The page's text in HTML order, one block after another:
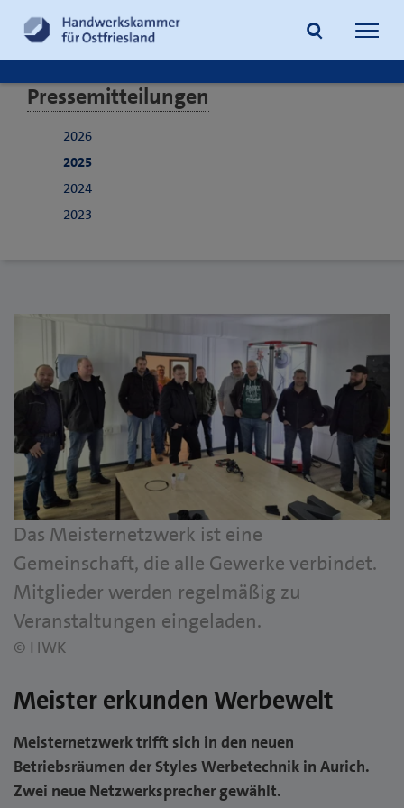
Pressemitteilungen
2026
2025
2024
2023
Das Meisternetzwerk ist eine
Gemeinschaft, die alle Gewerke verbindet.
Mitglieder werden regelmäßig zu
Veranstaltungen eingeladen.
© HWK
Meister erkunden Werbewelt
Meisternetzwerk trifft sich in den neuen
Betriebsräumen der Styles Werbetechnik in Aurich.
Zwei neue Netzwerksprecher gewählt.